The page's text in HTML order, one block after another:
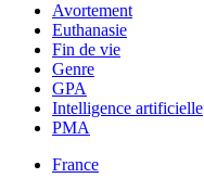
Avortement
Euthanasie
Fin de vie
Genre
GPA
Intelligence artificielle
PMA
France